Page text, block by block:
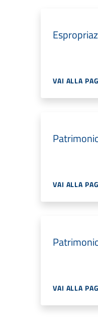
VAI ALLA
VAI ALLA
VAI ALLA